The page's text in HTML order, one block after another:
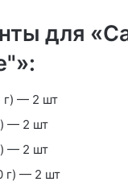
для
г) — 2 шт
— 2 шт
— 2 шт
г) — 2 шт